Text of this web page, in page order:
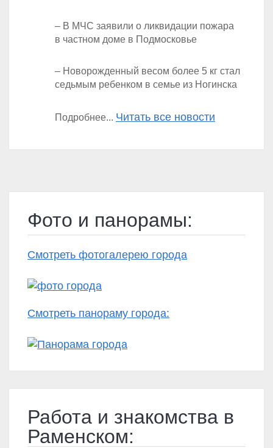
– В МЧС заявили о ликвидации пожара
в частном доме в Подмосковье
– Новорожденный весом более 5 кг стал
седьмым ребенком в семье из Ногинска
Подробнее... Читать все новости
Фото и панорамы:
Смотреть фотогалерею города
Смотреть панораму города:
Работа и знакомства в
Раменском: